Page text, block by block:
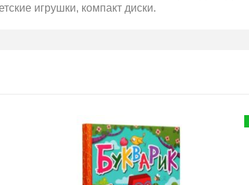
игрушки, компакт диски.